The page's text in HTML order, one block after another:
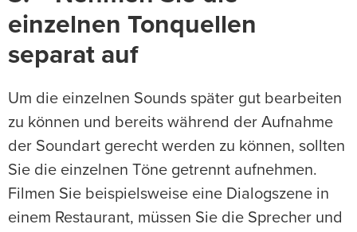
einzelnen Tonquellen
separat auf
Um die einzelnen Sounds später gut bearbeiten
zu können und bereits während der Aufnahme
der Soundart gerecht werden zu können, sollten
Sie die einzelnen Töne getrennt aufnehmen.
Filmen Sie beispielsweise eine Dialogszene in
einem Restaurant, müssen Sie die Sprecher und